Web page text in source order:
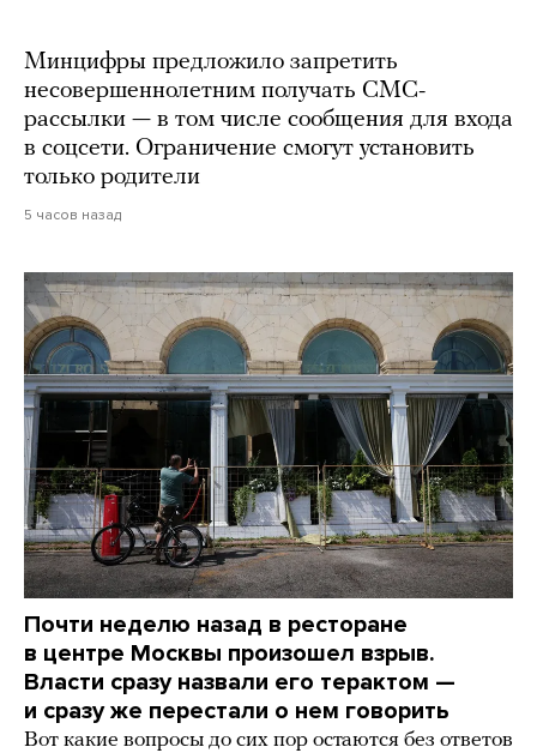
Минцифры предложило запретить
несовершеннолетним получать СМС-
рассылки — в том числе сообщения для входа
в соцсети. Ограничение смогут установить
только родители
5 часов назад
Почти неделю назад в ресторане
в центре Москвы произошел взрыв.
Власти сразу назвали его терактом —
и сразу же перестали о нем говорить
Вот какие вопросы до сих пор остаются без ответов